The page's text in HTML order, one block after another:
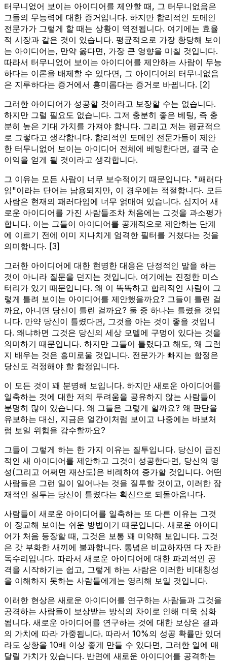
터무니없어 보이는 아이디어를 제안할 때, 그 터무니없음은
그들의 무능력에 대한 증거입니다. 하지만 합리적인 도메인
전문가가 그렇게 할 때는 상황이 역전됩니다. 여기에는 효율
적 시장과 같은 것이 있습니다. 평균적으로 가장 황당해 보이
는 아이디어는, 만약 옳다면, 가장 큰 영향을 미칠 것입니다.
따라서 터무니없어 보이는 아이디어를 제안하는 사람이 무능
하다는 이론을 배제할 수 있다면, 그 아이디어의 터무니없음
은 지루하다는 증거에서 흥미롭다는 증거로 바뀝니다. [2]
그러한 아이디어가 성공할 것이라고 보장할 수는 없습니다.
하지만 그럴 필요도 없습니다. 그저 충분히 좋은 베팅, 즉 충
분히 높은 기대 가치를 가져야 합니다. 그리고 저는 평균적으
로 그렇다고 생각합니다. 합리적인 도메인 전문가들이 제안
한 터무니없어 보이는 아이디어 전체에 베팅한다면, 결국 순
이익을 얻게 될 것이라고 생각합니다.
그 이유는 모든 사람이 너무 보수적이기 때문입니다. "패러다
임"이라는 단어는 남용되지만, 이 경우에는 적절합니다. 모든
사람은 현재의 패러다임에 너무 얽매여 있습니다. 심지어 새
로운 아이디어를 가진 사람들조차 처음에는 그것을 과소평가
합니다. 이는 그들이 아이디어를 공개적으로 제안하는 단계
에 이르기 전에 이미 지나치게 엄격한 필터를 거쳤다는 것을
의미합니다. [3]
그러한 아이디어에 대한 현명한 대응은 단정적인 말을 하는
것이 아니라 질문을 던지는 것입니다. 여기에는 진정한 미스
터리가 있기 때문입니다. 왜 이 똑똑하고 합리적인 사람이 그
렇게 틀려 보이는 아이디어를 제안했을까요? 그들이 틀린 걸
까요, 아니면 당신이 틀린 걸까요? 둘 중 하나는 틀렸을 것입
니다. 만약 당신이 틀렸다면, 그것을 아는 것이 좋을 것입니
다. 왜냐하면 그것은 당신의 세상 모델에 구멍이 있다는 것을
의미하기 때문입니다. 하지만 그들이 틀렸다고 해도, 왜 그런
지 배우는 것은 흥미로울 것입니다. 전문가가 빠지는 함정은
당신도 걱정해야 할 함정입니다.
이 모든 것이 꽤 분명해 보입니다. 하지만 새로운 아이디어를
일축하는 것에 대한 저의 두려움을 공유하지 않는 사람들이
분명히 많이 있습니다. 왜 그들은 그렇게 할까요? 왜 판단을
유보하는 대신, 지금은 얼간이처럼 보이고 나중에는 바보처
럼 보일 위험을 감수할까요?
그들이 그렇게 하는 한 가지 이유는 질투입니다. 당신이 급진
적인 새 아이디어를 제안하고 그것이 성공한다면, 당신의 명
성(그리고 어쩌면 재산도)은 비례하여 증가할 것입니다. 어떤
사람들은 그런 일이 일어나는 것을 질투할 것이고, 이러한 잠
재적인 질투는 당신이 틀렸다는 확신으로 되돌아옵니다.
사람들이 새로운 아이디어를 일축하는 또 다른 이유는 그것
이 정교해 보이는 쉬운 방법이기 때문입니다. 새로운 아이디
어가 처음 등장할 때, 그것은 보통 꽤 미약해 보입니다. 그것
은 갓 부화한 새끼에 불과합니다. 통념은 비교하자면 다 자란
독수리입니다. 따라서 새로운 아이디어에 대한 파괴적인 공
격을 시작하기는 쉽고, 그렇게 하는 사람은 이러한 비대칭성
을 이해하지 못하는 사람들에게는 영리해 보일 것입니다.
이러한 현상은 새로운 아이디어를 연구하는 사람들과 그것을
공격하는 사람들이 보상받는 방식의 차이로 인해 더욱 심화
됩니다. 새로운 아이디어를 연구하는 것에 대한 보상은 결과
의 가치에 따라 가중됩니다. 따라서 10%의 성공 확률만 있더
라도 상황을 10배 이상 좋게 만들 수 있다면, 그러한 일에 매
달릴 가치가 있습니다. 반면에 새로운 아이디어를 공격하는